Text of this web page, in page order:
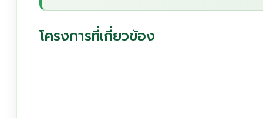
โครงการที่เกี่ยวข้อง